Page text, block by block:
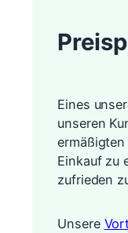
Eines
unseren
Einkauf zu
zufrieden
Unsere